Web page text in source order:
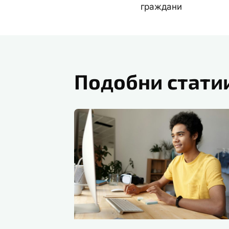
граждани
Подобни